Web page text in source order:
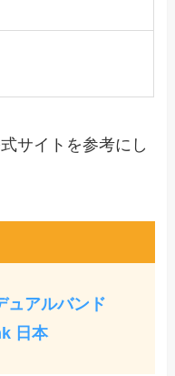
サイトを参考にし
ュアルバンド
日本